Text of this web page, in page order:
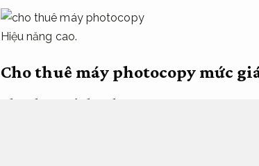
Hiệu năng cao.
Cho thuê máy photocopy mức
Cho thue might photocopy